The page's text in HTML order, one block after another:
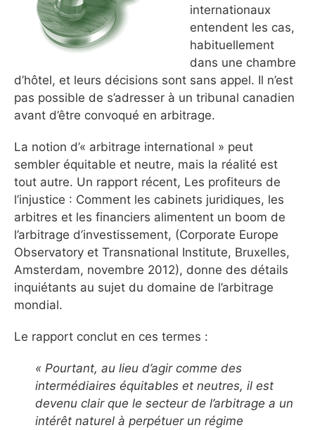
internationaux
entendent les cas,
habituellement
dans une chambre
d’hôtel, et leurs décisions sont sans appel. Il n’est
pas possible de s’adresser à un tribunal canadien
avant d’être convoqué en arbitrage.
La notion d’« arbitrage international » peut
sembler équitable et neutre, mais la réalité est
tout autre. Un rapport récent, Les profiteurs de
l’injustice : Comment les cabinets juridiques, les
arbitres et les financiers alimentent un boom de
l’arbitrage d’investissement, (Corporate Europe
Observatory et Transnational Institute, Bruxelles,
Amsterdam, novembre 2012), donne des détails
inquiétants au sujet du domaine de l’arbitrage
mondial.
Le rapport conclut en ces termes :
« Pourtant, au lieu d’agir comme des
intermédiaires équitables et neutres, il est
devenu clair que le secteur de l’arbitrage a un
intérêt naturel à perpétuer un régime